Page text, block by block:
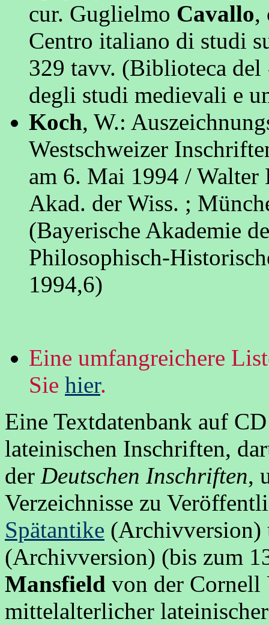
cur. Guglielmo Cavallo,
Centro italiano di studi
329 tavv. (Biblioteca
degli studi medievali e
Koch, W.:
Westschweizer
am 6. Mai 1994 /
Akad. der Wiss. ;
(Bayerische Akademie
Philosophisch-
1994,6)
Eine umfangreichere
Sie hier.
Eine Textdatenbank auf
lateinischen Inschriften,
der Deutschen Inschriften,
Verzeichnisse zu
Spätantike (Archivversion)
(Archivversion) (bis zum
Mansfield von der Cornell
mittelalterlicher